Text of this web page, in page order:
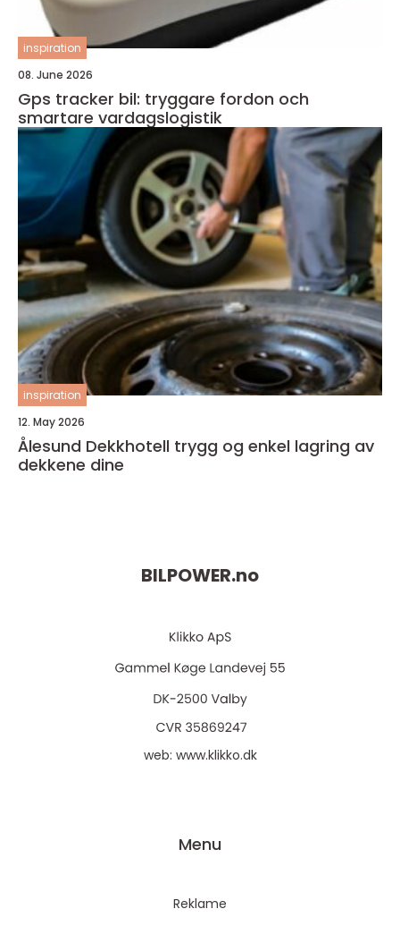
inspiration
08. June 2026
Gps tracker bil: tryggare fordon och
smartare vardagslogistik
inspiration
12. May 2026
Ålesund Dekkhotell trygg og enkel lagring av
dekkene dine
BILPOWER.no
web: www.klikko.dk
Menu
Reklame